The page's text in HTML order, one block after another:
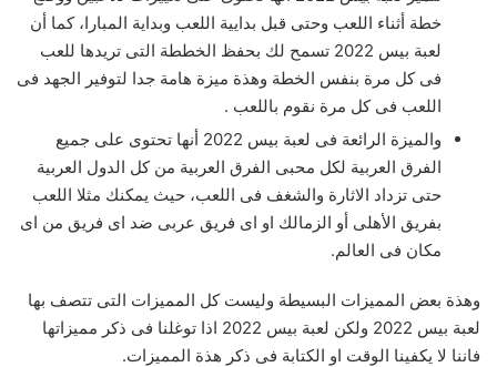
خطة أثناء اللعب وحتى قبل بدايية اللعب وبداية المبارا، كما أن
لعبة بيس 2022 تسمح لك بحفظ الخططة التى تريدها للعب
فى كل مرة بنفس الخطة وهذة ميزة هامة جدا لتوفير الجهد فى
اللعب فى كل مرة نقوم باللعب .
والميزة الرائعة فى لعبة بيس 2022 أنها تحتوى على جميع
الفرق العربية لكل محبى الفرق العربية من كل الدول العربية
حتى تزداد الاثارة والشغف فى اللعب، حيث يمكنك مثلا اللعب
بفريق الأهلى أو الزمالك او اى فريق عربى ضد اى فريق من اى
مكان فى العالم.
وهذة بعض المميزات البسيطة وليست كل المميزات التى تتصف بها
لعبة بيس 2022 ولكن لعبة بيس 2022 اذا توغلنا فى ذكر مميزاتها
فاننا لا يكفينا الوقت او الكتابة فى ذكر هذة المميزات.